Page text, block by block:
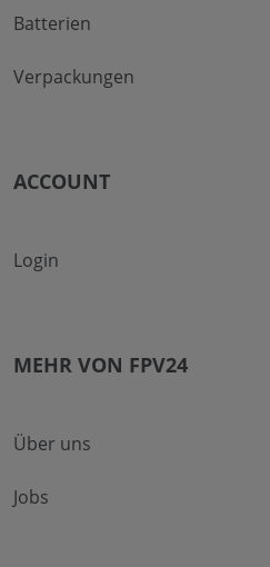
Batterien
Verpackungen
ACCOUNT
Login
MEHR VON FPV24
Über uns
Jobs